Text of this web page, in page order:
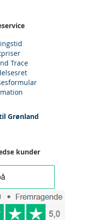
Trace
Grønland
kunder